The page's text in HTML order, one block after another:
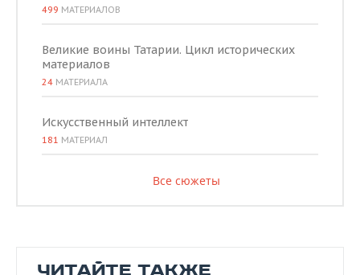
499 МАТЕРИАЛОВ
Великие воины Татарии. Цикл исторических
материалов
24 МАТЕРИАЛА
Искусственный интеллект
181 МАТЕРИАЛ
Все сюжеты
ЧИТАЙТЕ ТАКЖЕ